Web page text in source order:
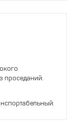
проседаний.